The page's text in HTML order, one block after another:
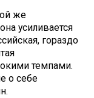
же
усиливается
гораздо
темпами.
о себе